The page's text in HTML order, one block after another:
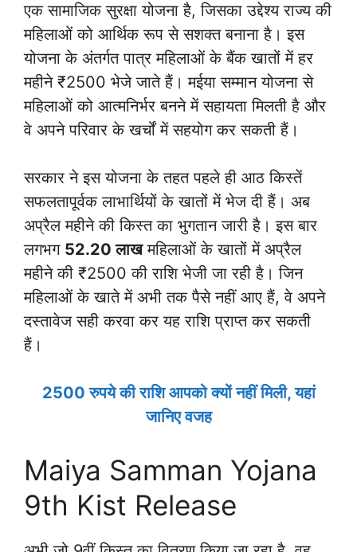
एक सामाजिक सुरक्षा योजना है, जिसका उद्देश्य राज्य की
महिलाओं को आर्थिक रूप से सशक्त बनाना है। इस
योजना के अंतर्गत पात्र महिलाओं के बैंक खातों में हर
महीने ₹2500 भेजे जाते हैं। मईया सम्मान योजना से
महिलाओं को आत्मनिर्भर बनने में सहायता मिलती है और
वे अपने परिवार के खर्चों में सहयोग कर सकती हैं।
सरकार ने इस योजना के तहत पहले ही आठ किस्तें
सफलतापूर्वक लाभार्थियों के खातों में भेज दी हैं। अब
अप्रैल महीने की किस्त का भुगतान जारी है। इस बार
लगभग 52.20 लाखमहिलाओं के खातों में अप्रैल
महीने की ₹2500 की राशि भेजी जा रही है। जिन
महिलाओं के खाते में अभी तक पैसे नहीं आए हैं, वे अपने
दस्तावेज सही करवा कर यह राशि प्राप्त कर सकती
हैं।
2500 रुपये की राशि आपको क्यों नहीं मिली, यहां
जानिए वजह
Maiya Samman Yojana
9th Kist Release